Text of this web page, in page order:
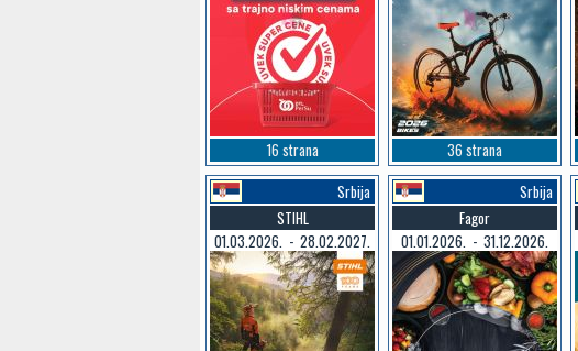
16 strana 36 strana
Srbija
STIHL
01.03.2026. - 28.02.2027.
Srbija
Fagor
01.01.2026. - 31.12.2026.